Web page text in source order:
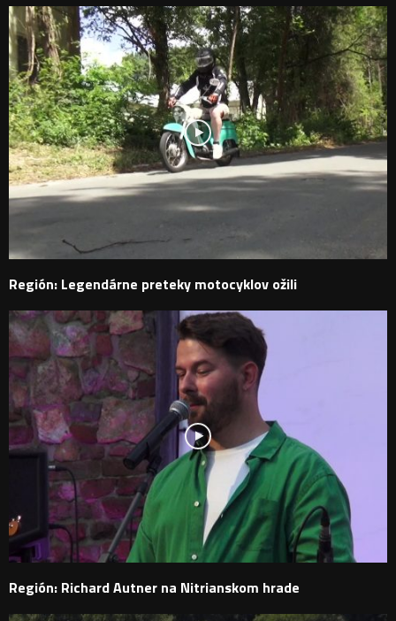
Región: Legendárne preteky motocyklov ožili
Región: Richard Autner na Nitrianskom hrade